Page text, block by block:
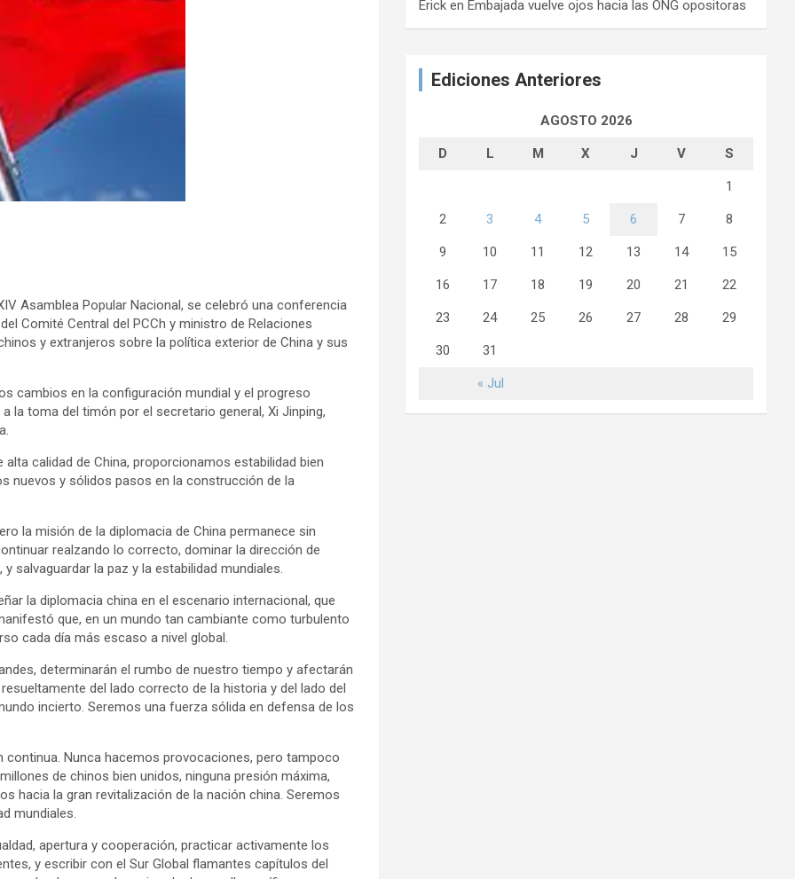
Asamblea Popular Nacional, se celebró una conferencia
Comité Central del PCCh y ministro de Relaciones
y extranjeros sobre la política exterior de China y sus
cambios en la configuración mundial y el progreso
la toma del timón por el secretario general, Xi Jinping,
calidad de China, proporcionamos estabilidad bien
nuevos y sólidos pasos en la construcción de la
la misión de la diplomacia de China permanece sin
realzando lo correcto, dominar la dirección de
salvaguardar la paz y la estabilidad mundiales.
la diplomacia china en el escenario internacional, que
que, en un mundo tan cambiante como turbulento
cada día más escaso a nivel global.
determinarán el rumbo de nuestro tiempo y afectarán
del lado correcto de la historia y del lado del
incierto. Seremos una fuerza sólida en defensa de los
Nunca hacemos provocaciones, pero tampoco
de chinos bien unidos, ninguna presión máxima,
hacia la gran revitalización de la nación china. Seremos
mundiales.
apertura y cooperación, practicar activamente los
y escribir con el Sur Global flamantes capítulos del
Erick en Embajada vuelve ojos hacia las ONG opositoras
Ediciones Anteriores
AGOSTO 2026
D L M X J V S
« Jul
1
2 3 4 5 6 7 8
9 10 11 12 13 14 15
16 17 18 19 20 21 22
23 24 25 26 27 28 29
30 31